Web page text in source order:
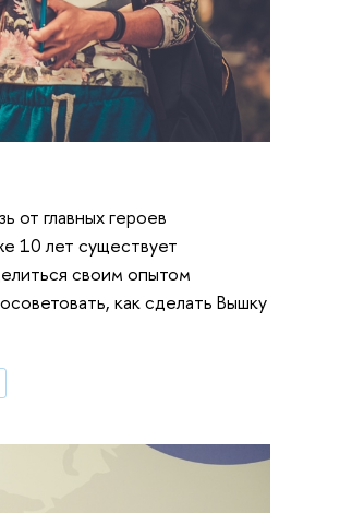
от главных героев
10 лет существует
своим опытом
как сделать Вышку